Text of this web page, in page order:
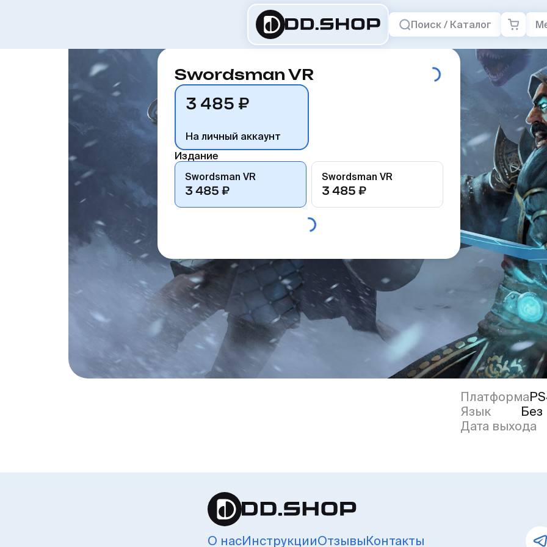
Поиск / Каталог
Swordsman VR
3 485 ₽
На личный аккаунт
Издание
Swordsman VR
3 485 ₽
Swordsman VR
3 485 ₽
Платформа
Язык
Без
Дата выхода
О насИнструкцииОтзывыКонтакты